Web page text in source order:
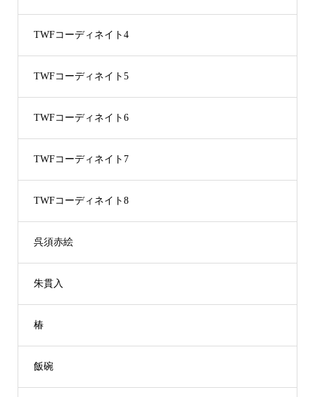
TWFコーディネイト4
TWFコーディネイト5
TWFコーディネイト6
TWFコーディネイト7
TWFコーディネイト8
呉須赤絵
朱貫入
椿
飯碗